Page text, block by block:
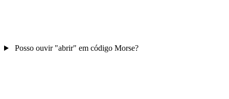
Posso ouvir "abrir" em código Morse?